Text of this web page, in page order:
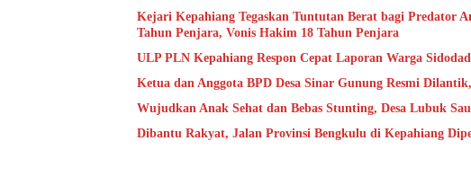
Kejari Kepahiang Tegaskan Tuntutan Berat bagi Predator
Tahun Penjara, Vonis Hakim 18 Tahun Penjara
ULP PLN Kepahiang Respon Cepat Laporan Warga
Ketua dan Anggota BPD Desa Sinar Gunung Resmi
Wujudkan Anak Sehat dan Bebas Stunting, Desa Lubuk
Dibantu Rakyat, Jalan Provinsi Bengkulu di Kepahiang